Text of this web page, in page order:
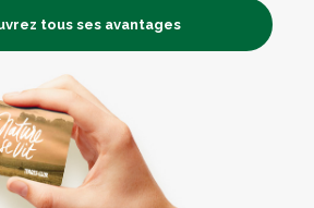
tous ses avantages